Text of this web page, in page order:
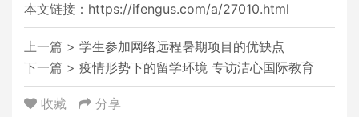
本文链接： https://ifengus.com/a/27010.html
上一篇 > 学生参加网络远程暑期项目的优缺点
下一篇 > 疫情形势下的留学环境 专访洁心国际教育
收藏 分享